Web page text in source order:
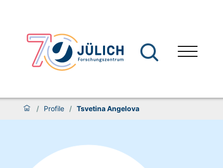
/ Profile / Tsvetina Angelova